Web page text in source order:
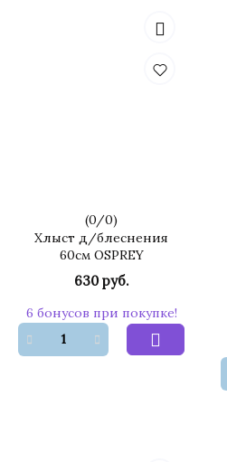
(0/0)
Хлыст д/блеснения
60см OSPREY
630 руб.
6 бонусов при покупке!